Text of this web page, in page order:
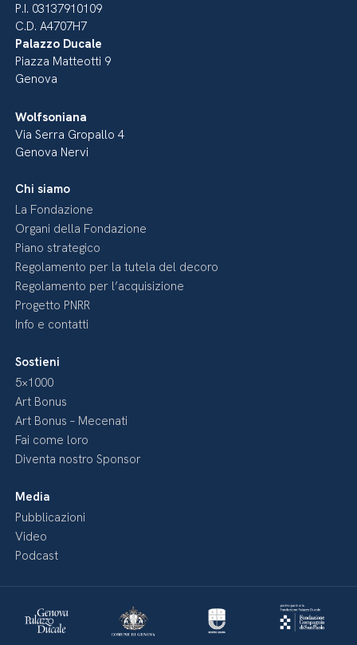
P.I. 03137910109
C.D. A4707H7
Palazzo Ducale
Piazza Matteotti 9
Genova
Wolfsoniana
Via Serra Gropallo 4
Genova Nervi
Chi siamo
La Fondazione
Organi della Fondazione
Piano strategico
Regolamento per la tutela del decoro
Regolamento per l’acquisizione
Progetto PNRR
Info e contatti
Sostieni
5×1000
Art Bonus
Art Bonus – Mecenati
Fai come loro
Diventa nostro Sponsor
Media
Pubblicazioni
Video
Podcast